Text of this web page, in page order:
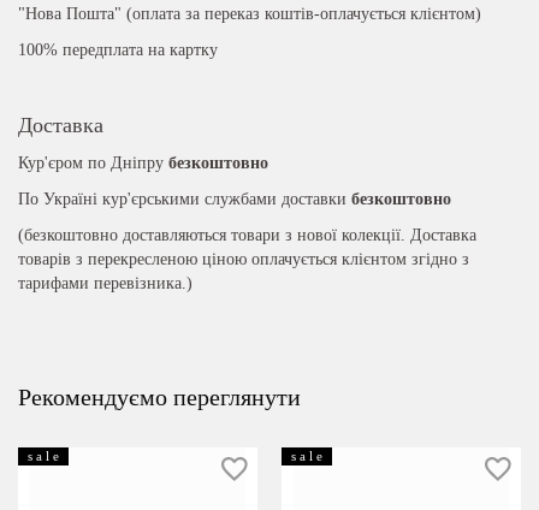
"Нова Пошта" (оплата за переказ коштів-оплачується клієнтом)
100% передплата на картку
Доставка
Кур'єром по Дніпру безкоштовно
По Україні кур'єрськими службами доставки безкоштовно
(безкоштовно доставляються товари з нової колекції. Доставка
товарів з перекресленою ціною оплачується клієнтом згідно з
тарифами перевізника.)
Рекомендуємо переглянути
s a l e s a l e